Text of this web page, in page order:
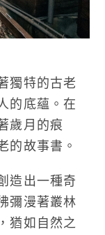
獨特的古老
的底蘊。在
歲月的痕
的故事書。
造出一種奇
彌漫著叢林
猶如自然之